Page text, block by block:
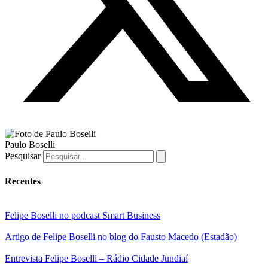
Paulo Boselli
Pesquisar
Recentes
Felipe Boselli no podcast Smart Business
Artigo de Felipe Boselli no blog do Fausto Macedo (Estadão)
Entrevista Felipe Boselli – Rádio Cidade Jundiaí